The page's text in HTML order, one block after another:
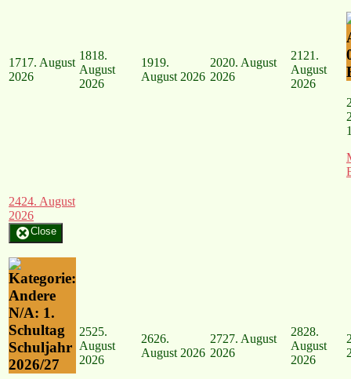
1717. August
2026
1818.
August
2026
1919.
August 2026
2020. August
2026
21 21.
August
2026
2424. August
2026
Close
N/A: 1.
Schultag
Schuljahr
2026/27
2525.
August
2026
2626.
August 2026
2727. August
2026
2828.
August
2026